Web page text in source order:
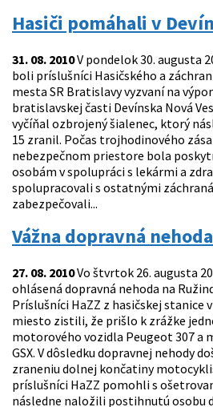
Hasiči pomáhali v
31. 08. 2010V pondelok 30. augusta
boli príslušníci Hasičského a
mesta SR Bratislavy vyzvaní na
bratislavskej časti Devínska Nová
vyčíňal ozbrojený šialenec, ktorý
15 zranil. Počas trojhodinového
nebezpečnom priestore bola
osobám v spolupráci s lekármi a
spolupracovali s ostatnými
zabezpečovali...
Vážna dopravná
27. 08. 2010Vo štvrtok 26. augusta
ohlásená dopravná nehoda na
Príslušníci HaZZ z hasičskej stanice
miesto zistili, že prišlo k zrážke
motorového vozidla Peugeot 307 a
GSX. V dôsledku dopravnej nehody
zraneniu dolnej končatiny
príslušníci HaZZ pomohli s
následne naložili postihnutú osobu